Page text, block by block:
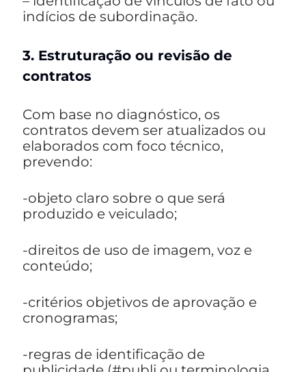
indícios de subordinação.
3. Estruturação ou revisão de
contratos
Com base no diagnóstico, os
contratos devem ser atualizados ou
elaborados com foco técnico,
prevendo:
-objeto claro sobre o que será
produzido e veiculado;
-direitos de uso de imagem, voz e
conteúdo;
-critérios objetivos de aprovação e
cronogramas;
-regras de identificação de